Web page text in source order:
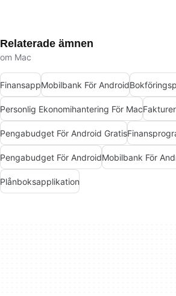
Relaterade ämnen
om Mac
FinansappMobilbank För Android
Personlig Ekonomihantering För Mac
Pengabudget För Android Gratis
Pengabudget För AndroidMobilbank För
Plånboksapplikation